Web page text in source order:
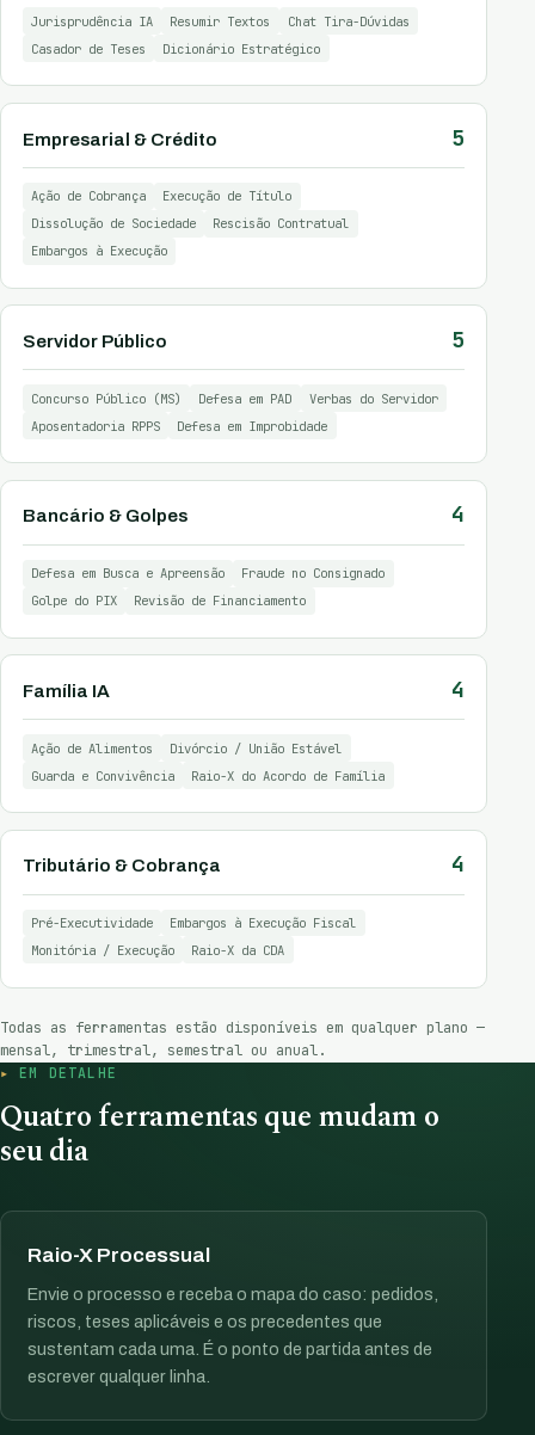
Jurisprudência IA Resumir Textos
Chat Tira-Dúvidas
Casador de Teses
Dicionário Estratégico
Empresarial & Crédito 5
Ação de Cobrança
Execução de Título
Dissolução de Sociedade
Rescisão Contratual
Embargos à Execução
Servidor Público 5
Concurso Público (MS) Defesa em PAD
Verbas do Servidor
Aposentadoria RPPS
Defesa em Improbidade
Bancário & Golpes 4
Defesa em Busca e Apreensão
Fraude no Consignado
Golpe do PIX
Revisão de Financiamento
Família IA 4
Ação de Alimentos
Divórcio / União Estável
Guarda e Convivência
Raio-X do Acordo de Família
Tributário & Cobrança 4
Pré-Executividade
Embargos à Execução Fiscal
Monitória / Execução
Raio-X da CDA
Todas as ferramentas estão disponíveis em qualquer plano —
mensal, trimestral, semestral ou anual.
EM DETALHE
Quatro ferramentas que mudam o
seu dia
Raio-X Processual
Envie o processo e receba o mapa do caso: pedidos,
riscos, teses aplicáveis e os precedentes que
sustentam cada uma. É o ponto de partida antes de
escrever qualquer linha.